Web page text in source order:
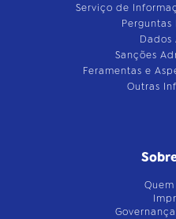
Serviço de
Perguntas
Dados
Sanções
Feramentas e
Outras
Quem